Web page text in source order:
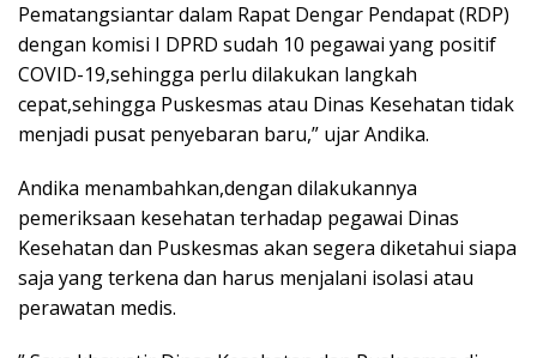
Pematangsiantar dalam Rapat Dengar Pendapat (RDP)
dengan komisi I DPRD sudah 10 pegawai yang positif
COVID-19,sehingga perlu dilakukan langkah
cepat,sehingga Puskesmas atau Dinas Kesehatan tidak
menjadi pusat penyebaran baru,” ujar Andika.
Andika menambahkan,dengan dilakukannya
pemeriksaan kesehatan terhadap pegawai Dinas
Kesehatan dan Puskesmas akan segera diketahui siapa
saja yang terkena dan harus menjalani isolasi atau
perawatan medis.